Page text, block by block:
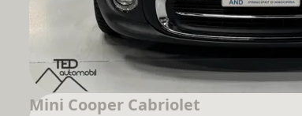
Mini Cooper Cabriolet